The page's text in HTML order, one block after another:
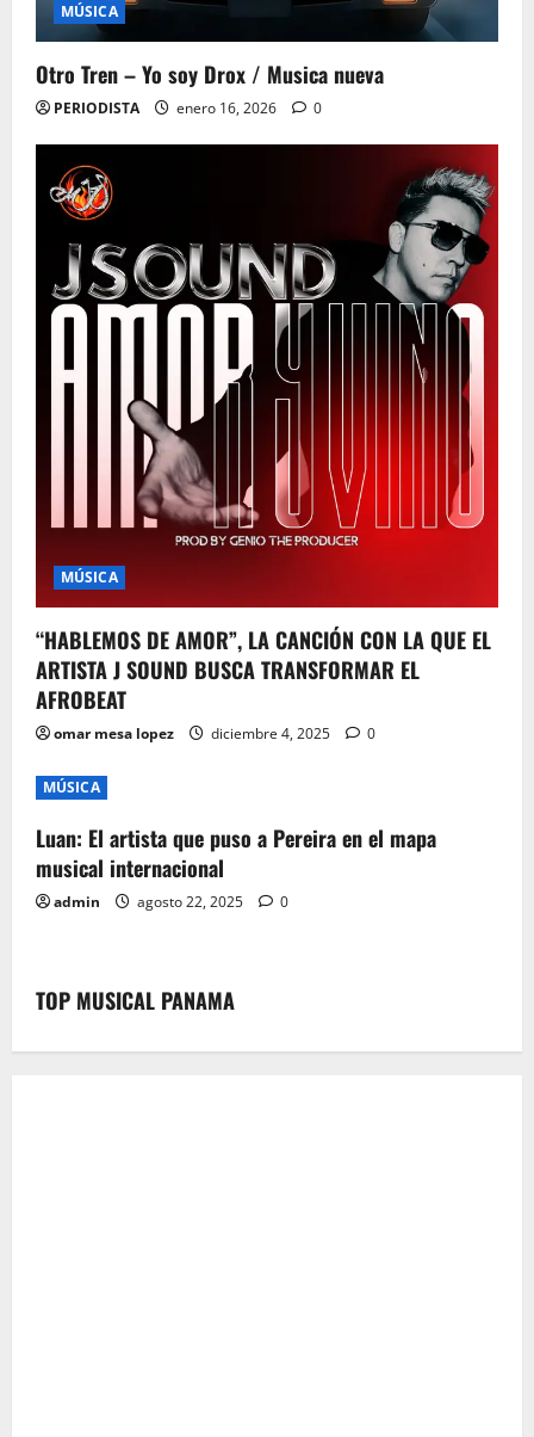
MÚSICA
Otro Tren – Yo soy Drox / Musica nueva
PERIODISTA enero 16, 2026 0
MÚSICA
“HABLEMOS DE AMOR”, LA CANCIÓN CON LA QUE EL
ARTISTA J SOUND BUSCA TRANSFORMAR EL
AFROBEAT
omar mesa lopez diciembre 4, 2025 0
MÚSICA
Luan: El artista que puso a Pereira en el mapa
musical internacional
admin agosto 22, 2025 0
TOP MUSICAL PANAMA